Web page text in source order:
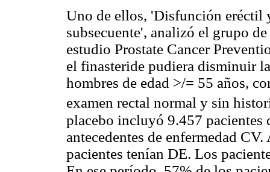
Uno de ellos, 'Disfunción eréctil
subsecuente', analizó el grupo
estudio Prostate Cancer
el finasteride pudiera disminuir
hombres de edad >/= 55 años,
examen rectal normal y sin
placebo incluyó 9.457 pacientes
antecedentes de enfermedad
pacientes tenían DE. Los